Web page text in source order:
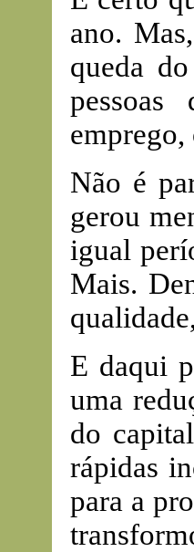
ano.
queda
emprego,
Não é
gerou
igual
Mais.
E daqui
uma
do
rápidas
para a